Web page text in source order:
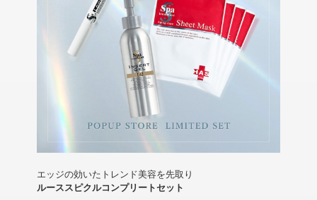
エッジの効いたトレンド美容を先取り
ルーススピクルコンプリートセット